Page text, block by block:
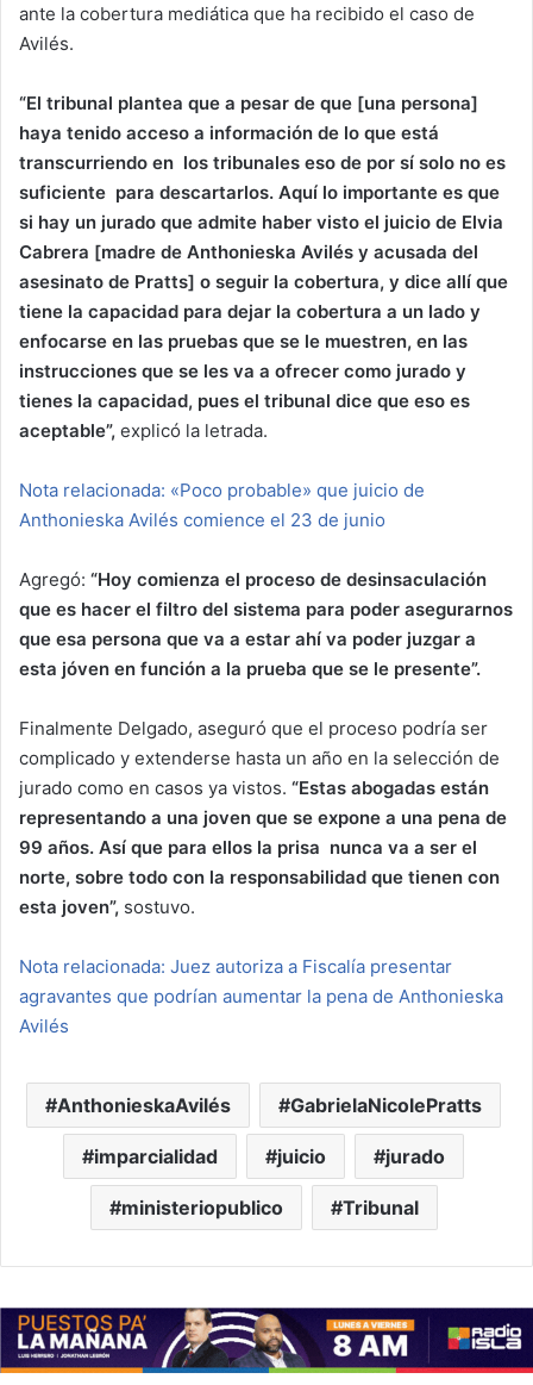
ante la cobertura mediática que ha recibido el caso de
Avilés.
“El tribunal plantea que a pesar de que [una persona]
haya tenido acceso a información de lo que está
transcurriendo en los tribunales eso de por sí solo no es
suficiente para descartarlos. Aquí lo importante es que
si hay un jurado que admite haber visto el juicio de Elvia
Cabrera [madre de Anthonieska Avilés y acusada del
asesinato de Pratts] o seguir la cobertura, y dice allí que
tiene la capacidad para dejar la cobertura a un lado y
enfocarse en las pruebas que se le muestren, en las
instrucciones que se les va a ofrecer como jurado y
tienes la capacidad, pues el tribunal dice que eso es
aceptable”, explicó la letrada.
Nota relacionada: «Poco probable» que juicio de
Anthonieska Avilés comience el 23 de junio
Agregó: “Hoy comienza el proceso de desinsaculación
que es hacer el filtro del sistema para poder asegurarnos
que esa persona que va a estar ahí va poder juzgar a
esta jóven en función a la prueba que se le presente”.
Finalmente Delgado, aseguró que el proceso podría ser
complicado y extenderse hasta un año en la selección de
jurado como en casos ya vistos. “Estas abogadas están
representando a una joven que se expone a una pena de
99 años. Así que para ellos la prisa nunca va a ser el
norte, sobre todo con la responsabilidad que tienen con
esta joven”, sostuvo.
Nota relacionada: Juez autoriza a Fiscalía presentar
agravantes que podrían aumentar la pena de Anthonieska
Avilés
AnthonieskaAvilés GabrielaNicolePratts
imparcialidad juicio jurado
ministeriopublico Tribunal